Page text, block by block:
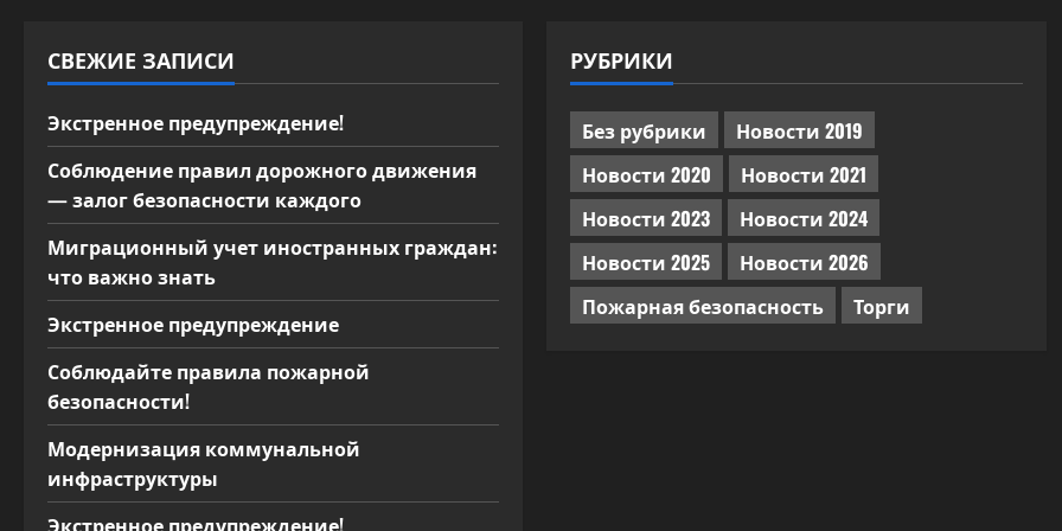
м
СВЕЖИЕ ЗАПИСИ
Экстренное предупреждение!
Соблюдение правил дорожного движения
— залог безопасности каждого
Миграционный учет иностранных граждан:
что важно знать
Экстренное предупреждение
Соблюдайте правила пожарной
безопасности!
Модернизация коммунальной
инфраструктуры
Экстренное предупреждение!
РУБРИКИ
Без рубрики
Новости 2019
Новости 2020
Новости 2021
Новости 2023
Новости 2024
Новости 2025
Новости 2026
Пожарная безопасность
Торги